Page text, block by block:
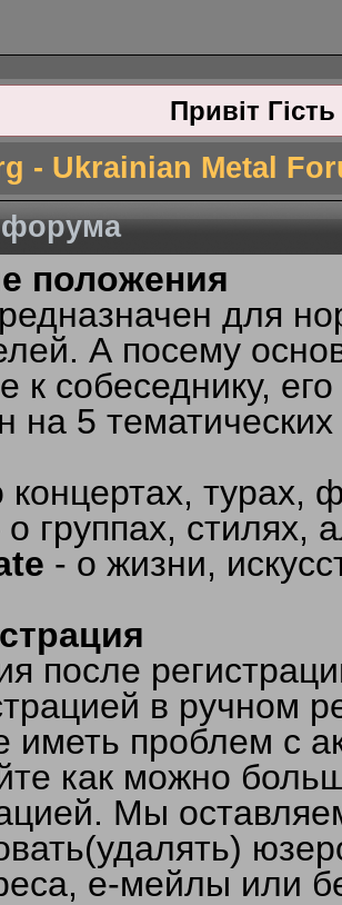
Привіт Гість
- Ukrainian Metal
положения
для
А посему
к собеседнику,
на 5
концертах, турах,
о группах, стилях,
- о жизни,
после
в ручном
иметь проблем с
как можно
Мы
е-мейлы или